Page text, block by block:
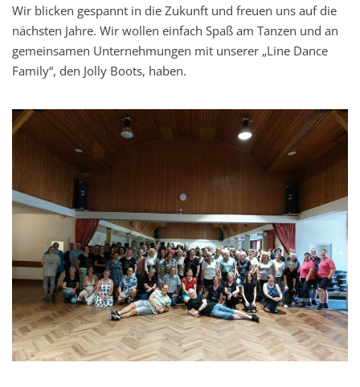
Wir blicken gespannt in die Zukunft und freuen uns auf die
nächsten Jahre. Wir wollen einfach Spaß am Tanzen und an
gemeinsamen Unternehmungen mit unserer „Line Dance
Family“, den Jolly Boots, haben.